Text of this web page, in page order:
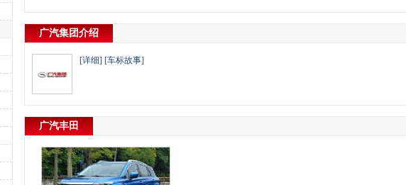
广汽集团介绍
[详细] [车标故事]
广汽丰田